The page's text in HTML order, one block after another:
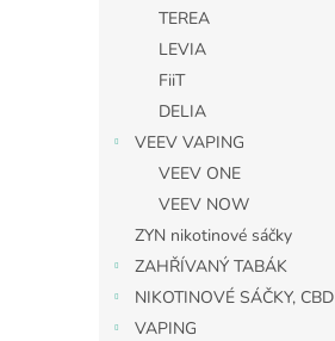
TEREA
LEVIA
FiiT
DELIA
VEEV VAPING
VEEV ONE
VEEV NOW
ZYN nikotinové sáčky
ZAHŘÍVANÝ TABÁK
NIKOTINOVÉ SÁČKY, CBD
VAPING